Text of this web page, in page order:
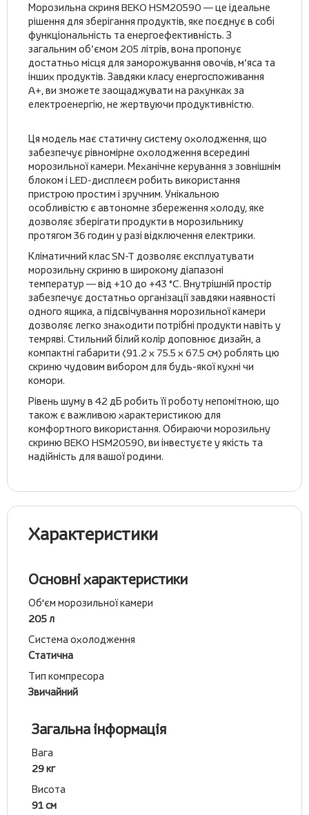
Морозильна скриня BEKO HSM20590 — це ідеальне
рішення для зберігання продуктів, яке поєднує в собі
функціональність та енергоефективність. З
загальним об’ємом 205 літрів, вона пропонує
достатньо місця для заморожування овочів, м’яса та
інших продуктів. Завдяки класу енергоспоживання
A+, ви зможете заощаджувати на рахунках за
електроенергію, не жертвуючи продуктивністю.
Ця модель має статичну систему охолодження, що
забезпечує рівномірне охолодження всередині
морозильної камери. Механічне керування з зовнішнім
блоком і LED-дисплеєм робить використання
пристрою простим і зручним. Унікальною
особливістю є автономне збереження холоду, яке
дозволяє зберігати продукти в морозильнику
протягом 36 годин у разі відключення електрики.
Кліматичний клас SN-T дозволяє експлуатувати
морозильну скриню в широкому діапазоні
температур — від +10 до +43 °C. Внутрішній простір
забезпечує достатньо організації завдяки наявності
одного ящика, а підсвічування морозильної камери
дозволяє легко знаходити потрібні продукти навіть у
темряві. Стильний білий колір доповнює дизайн, а
компактні габарити (91.2 х 75.5 х 67.5 см) роблять цю
скриню чудовим вибором для будь-якої кухні чи
комори.
Рівень шуму в 42 дБ робить її роботу непомітною, що
також є важливою характеристикою для
комфортного використання. Обираючи морозильну
скриню BEKO HSM20590, ви інвестуєте у якість та
надійність для вашої родини.
Характеристики
Основні характеристики
Об'єм морозильної камери
205 л
Система охолодження
Статична
Тип компресора
Звичайний
Загальна інформація
Вага
29 кг
Висота
91 см